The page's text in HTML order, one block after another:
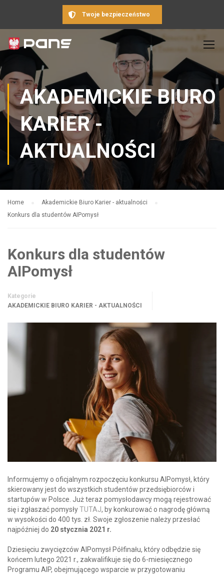
Twoje bezpieczeństwo
AKADEMICKIE BIURO
KARIER -
AKTUALNOŚCI
Home
Akademickie Biuro Karier - aktualności
Konkurs dla studentów AIPomysł
Konkurs dla studentów
AIPomysł
Kategorie
AKADEMICKIE BIURO KARIER - AKTUALNOŚCI
Informujemy o oficjalnym rozpoczęciu konkursu AIPomysł, który
skierowany jest do wszystkich studentów przedsiębiorców i
startupów w Polsce. Już teraz pomysłodawcy mogą rejestrować
się i zgłaszać pomysłyTUTAJ, by konkurować o nagrodę główną
w wysokości do 400 tys. zł. Swoje zgłoszenie należy przesłać
najpóźniej do 20 stycznia 2021 r.
Dziesięciu zwycięzców AIPomysł Półfinału, który odbędzie się
końcem lutego 2021 r., zakwalifikuje się do 6-miesięcznego
Programu AIP, obejmującego wsparcie w przygotowaniu